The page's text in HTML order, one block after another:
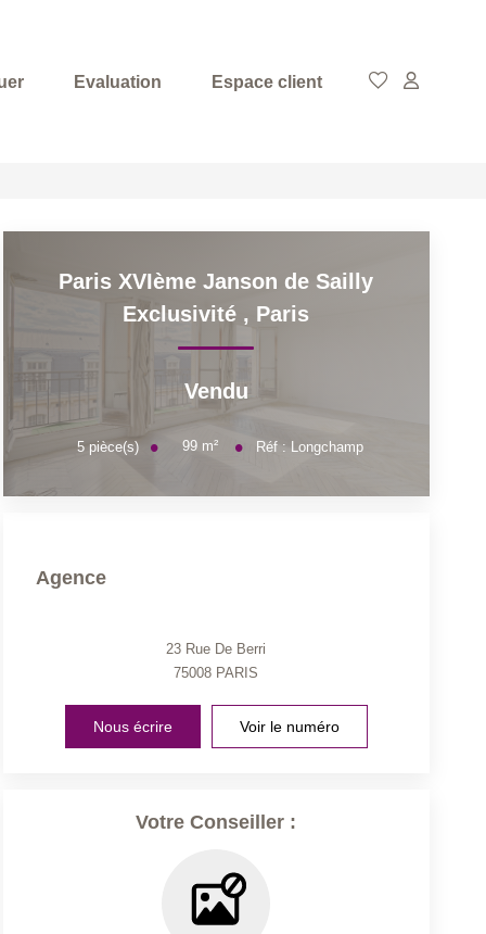
Evaluation Espace client
Paris XVIème Janson de Sailly
Exclusivité , Paris
Vendu
5pièce(s) 99 m² Réf : Longchamp
Agence
23 Rue De Berri
75008 PARIS
Nous écrire Voir le numéro
Votre Conseiller :